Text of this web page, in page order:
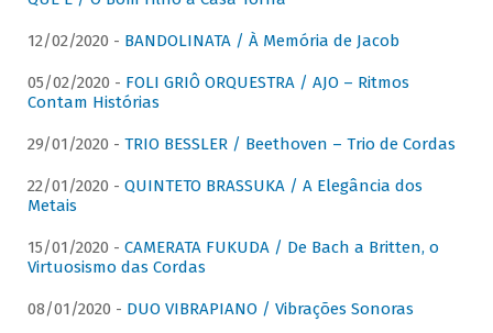
12/02/2020 - BANDOLINATA / À Memória de Jacob
05/02/2020 - FOLI GRIÔ ORQUESTRA / AJO – Ritmos
Contam Histórias
29/01/2020 - TRIO BESSLER / Beethoven – Trio de Cordas
22/01/2020 - QUINTETO BRASSUKA / A Elegância dos
Metais
15/01/2020 - CAMERATA FUKUDA / De Bach a Britten, o
Virtuosismo das Cordas
08/01/2020 - DUO VIBRAPIANO / Vibrações Sonoras